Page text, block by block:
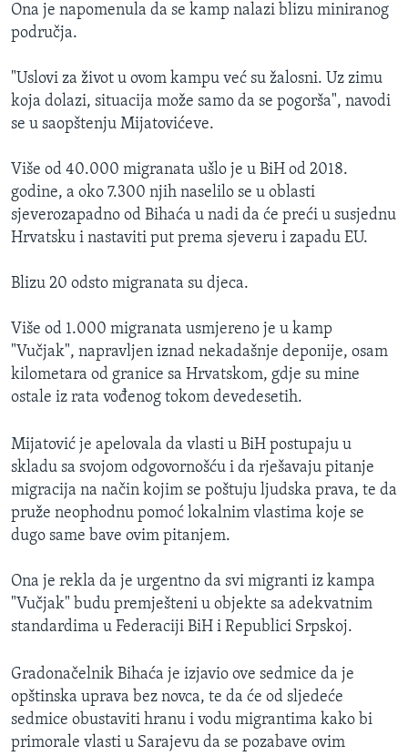
Ona je napomenula da se kamp nalazi blizu miniranog
područja.
"Uslovi za život u ovom kampu već su žalosni. Uz zimu
koja dolazi, situacija može samo da se pogorša", navodi
se u saopštenju Mijatovićeve.
Više od 40.000 migranata ušlo je u BiH od 2018.
godine, a oko 7.300 njih naselilo se u oblasti
sjeverozapadno od Bihaća u nadi da će preći u susjednu
Hrvatsku i nastaviti put prema sjeveru i zapadu EU.
Blizu 20 odsto migranata su djeca.
Više od 1.000 migranata usmjereno je u kamp
"Vučjak", napravljen iznad nekadašnje deponije, osam
kilometara od granice sa Hrvatskom, gdje su mine
ostale iz rata vođenog tokom devedesetih.
Mijatović je apelovala da vlasti u BiH postupaju u
skladu sa svojom odgovornošću i da rješavaju pitanje
migracija na način kojim se poštuju ljudska prava, te da
pruže neophodnu pomoć lokalnim vlastima koje se
dugo same bave ovim pitanjem.
Ona je rekla da je urgentno da svi migranti iz kampa
"Vučjak" budu premješteni u objekte sa adekvatnim
standardima u Federaciji BiH i Republici Srpskoj.
Gradonačelnik Bihaća je izjavio ove sedmice da je
opštinska uprava bez novca, te da će od sljedeće
sedmice obustaviti hranu i vodu migrantima kako bi
primorale vlasti u Sarajevu da se pozabave ovim